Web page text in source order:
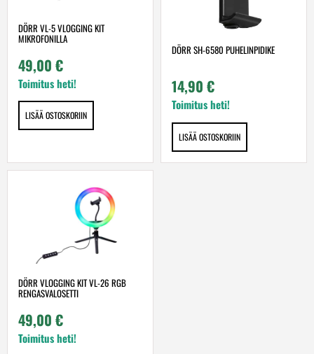
DÖRR VL-5 VLOGGING KIT
MIKROFONILLA
49,00 €
Toimitus heti!
LISÄÄ OSTOSKORIIN
DÖRR SH-6580 PUHELINPIDIKE
14,90 €
Toimitus heti!
LISÄÄ OSTOSKORIIN
DÖRR VLOGGING KIT VL-26 RGB
RENGASVALOSETTI
49,00 €
Toimitus heti!